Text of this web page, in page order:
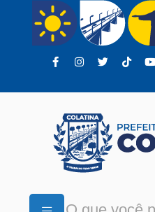
Pular para o conteúdo principal